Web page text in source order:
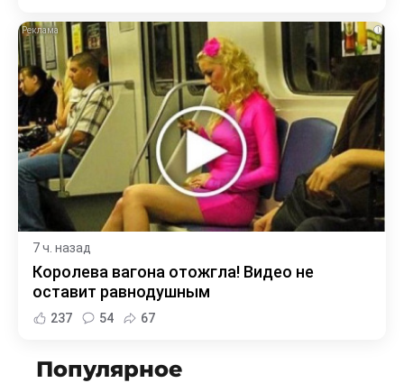
i
7 ч. назад
Королева вагона отожгла! Видео не
оставит равнодушным
237 54 67
Популярное